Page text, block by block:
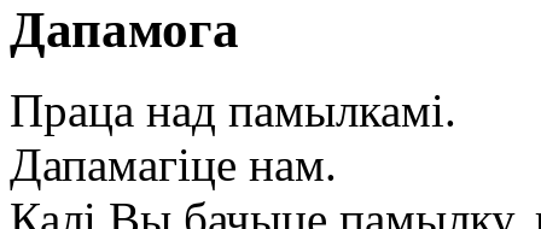
Дапамога
Праца над памылкамі.
Дапамагіце нам.